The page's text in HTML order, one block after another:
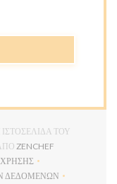
ΙΣΤΟΣΕΛΊΔΑ ΤΟΥ
ZENCHEF
ΧΡΉΣΗΣ
((ΑΝΟΊΓΕΙ ΣΕ ΝΈΟ
ΔΕΔΟΜΈΝΩΝ